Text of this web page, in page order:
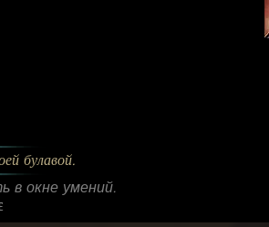
булавой.
в окне умений.